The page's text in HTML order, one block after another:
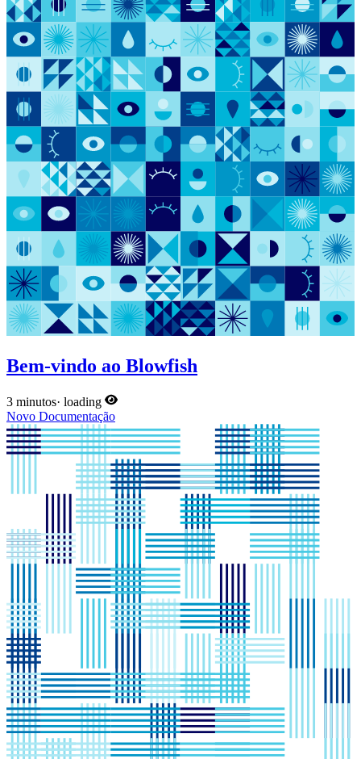
Bem-vindo ao Blowfish
3 minutos· loading
Novo Documentação